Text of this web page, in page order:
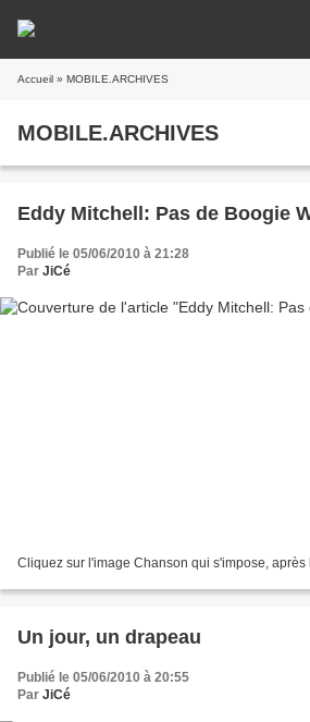
Accueil » MOBILE.ARCHIVES
MOBILE.ARCHIVES
Eddy Mitchell: Pas de Boogie
Publié le 05/06/2010 à 21:28
Par JiCé
Cliquez sur l'image Chanson qui s'impose, après
Un jour, un drapeau
Publié le 05/06/2010 à 20:55
Par JiCé